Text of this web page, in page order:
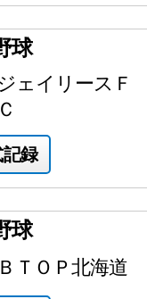
ェイリースＦ
Ｃ
録
ＢＴＯＰ北海道